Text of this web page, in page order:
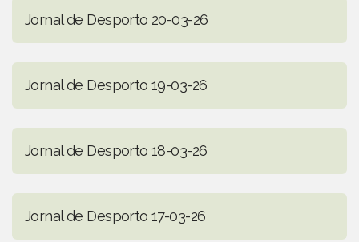
Jornal de Desporto 20-03-26
Jornal de Desporto 19-03-26
Jornal de Desporto 18-03-26
Jornal de Desporto 17-03-26